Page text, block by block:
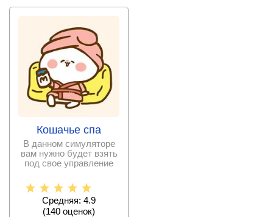
Кошачье спа
В данном симуляторе
вам нужно будет взять
под свое управление
Средняя: 4.9
(140 оценок)